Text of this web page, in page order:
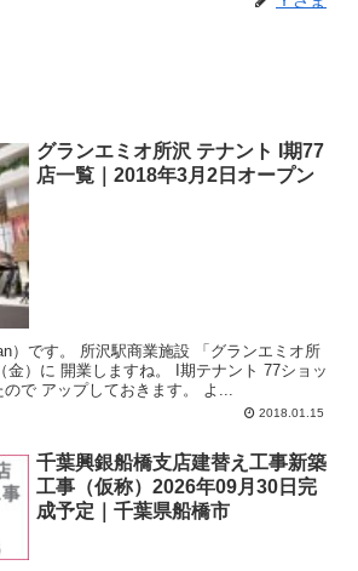
グランエミオ所沢 テナント I期77
店一覧｜2018年3月2日オープン
「グランエミオ所
しますね。 I期テナント 77ショッ
プのリストを 入手したので アップしておきます。 よ...
2018.01.15
千葉興銀船橋支店建替え工事新築
工事（仮称）2026年09月30日完
成予定｜千葉県船橋市